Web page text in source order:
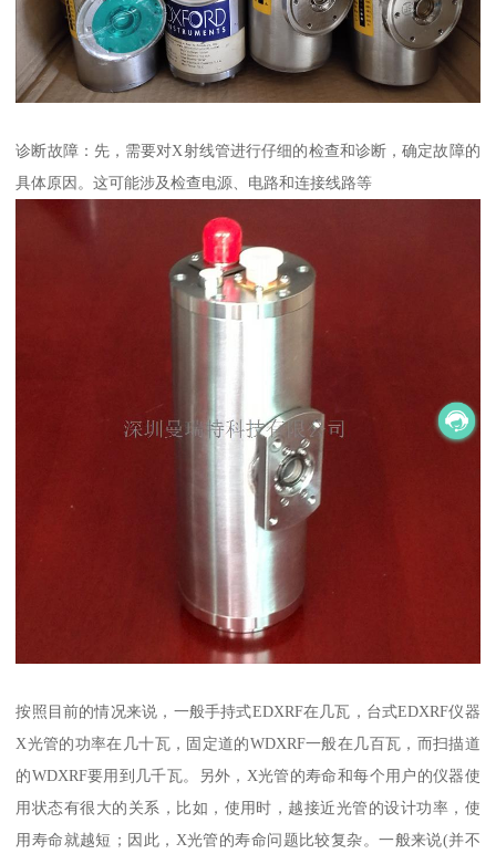
诊断故障：先，需要对X射线管进行仔细的检查和诊断，确定故障的
具体原因。这可能涉及检查电源、电路和连接线路等
按照目前的情况来说，一般手持式EDXRF在几瓦，台式EDXRF仪器
X光管的功率在几十瓦，固定道的WDXRF一般在几百瓦，而扫描道
的WDXRF要用到几千瓦。另外，X光管的寿命和每个用户的仪器使
用状态有很大的关系，比如，使用时，越接近光管的设计功率，使
用寿命就越短；因此，X光管的寿命问题比较复杂。一般来说(并不